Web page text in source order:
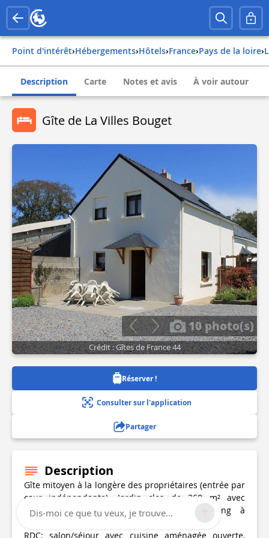
Point d'intérêt› Hébergements› Hôtels› france› pays de la loire›
Description Carte Notes et avis À voir autour
Gîte de La Villes Bouget
10 photo(s)
Crédit : Gîtes de France 44
Réserver !
Consulter sur l'application
Partager
Description
Gîte mitoyen à la longère des propriétaires (entrée par
cour indépendante). Jardin clos de 260 m² avec
terrasse et abri vélos. Table de ping-pong à
RDC: salon/séjour avec cuisine aménagée ouverte,
Dis-moi ce que tu veux, je trouve...